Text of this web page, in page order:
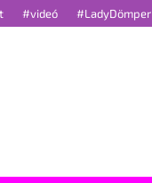
#videó #LadyDömper